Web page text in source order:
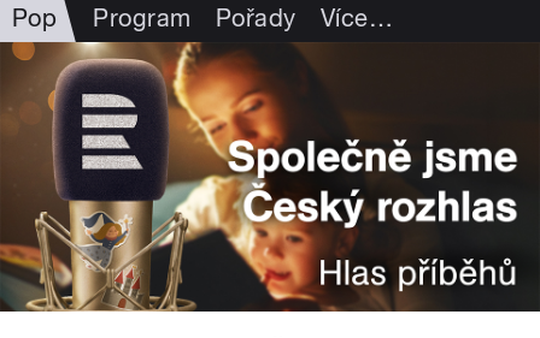
Pop Program Pořady Více…